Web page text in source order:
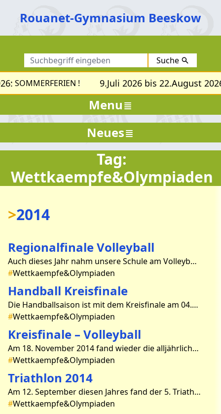
Rouanet-Gymnasium Beeskow
Suche
SOMMERFERIEN ! 9.Juli 2026 bis 22.August
Menu
Tag:
Wettkaempfe&Olympiaden
>2014
Regionalfinale Volleyball
Auch dieses Jahr nahm unsere Schule am Volleyballturnier in Fürstenwalde teil. Mit einer Mädchen- und Jungenmannschaft der WK2 traten wir am 17.12.2014 an. Von den sieben teilnehm
#Wettkaempfe&Olympiaden
Handball Kreisfinale
Die Handballsaison ist mit dem Kreisfinale am 04.12.2014 eröffnet. Die Mädchen in den Wettkampfklassen III (Kl.7-9) und II (Kl.9-10) hatten nur die Oberschule Beeskow als Gegner. P
#Wettkaempfe&Olympiaden
Kreisfinale – Volleyball
Am 18. November 2014 fand wieder die alljährliche Qualifikation für das Regionalfinale statt. Unsere Schule stellte drei Mannschaften auf. Alle drei Teams holten den Si
#Wettkaempfe&Olympiaden
Triathlon 2014
Am 12. September diesen Jahres fand der 5. Triathlon am Rouanet Gymnasium Beeskow statt. Wie üblich gingen die Teilnehmer in den Disziplinen Schwimmen, Laufen und Fahrradfahren an den
#Wettkaempfe&Olympiaden
Neues